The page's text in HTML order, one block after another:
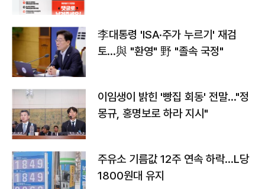
李대통령 'ISA·주가 누르기' 재검
토…與 "환영" 野 "졸속 국정"
이임생이 밝힌 '빵집 회동' 전말…"정
몽규, 홍명보로 하라 지시"
주유소 기름값 12주 연속 하락…L당
1800원대 유지